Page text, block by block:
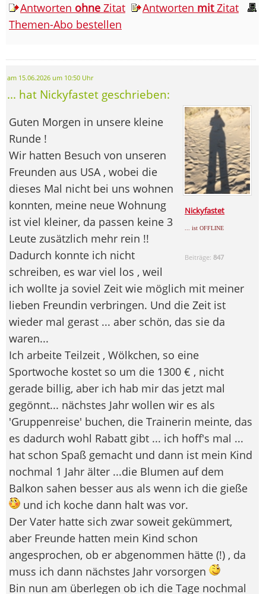
Antworten ohne Zitat Antworten mitZitat
Themen-Abo bestellen
am 15.06.2026 um 10:50 Uhr
... hat Nickyfastet geschrieben:
Nickyfastet
... ist OFFLINE
Beiträge:847
Guten Morgen in unsere kleine
Runde !
Wir hatten Besuch von unseren
Freunden aus USA , wobei die
dieses Mal nicht bei uns wohnen
konnten, meine neue Wohnung
ist viel kleiner, da passen keine 3
Leute zusätzlich mehr rein !!
Dadurch konnte ich nicht
schreiben, es war viel los , weil
ich wollte ja soviel Zeit wie möglich mit meiner
lieben Freundin verbringen. Und die Zeit ist
wieder mal gerast ... aber schön, das sie da
waren...
Ich arbeite Teilzeit , Wölkchen, so eine
Sportwoche kostet so um die 1300 € , nicht
gerade billig, aber ich hab mir das jetzt mal
gegönnt... nächstes Jahr wollen wir es als
'Gruppenreise' buchen, die Trainerin meinte, das
es dadurch wohl Rabatt gibt ... ich hoff's mal ...
hat schon Spaß gemacht und dann ist mein Kind
nochmal 1 Jahr älter ...die Blumen auf dem
Balkon sahen besser aus als wenn ich die gieße
und ich koche dann halt was vor.
Der Vater hatte sich zwar soweit gekümmert,
aber Freunde hatten mein Kind schon
angesprochen, ob er abgenommen hätte (!) , da
muss ich dann nächstes Jahr vorsorgen
Bin nun am überlegen ob ich die Tage nochmal